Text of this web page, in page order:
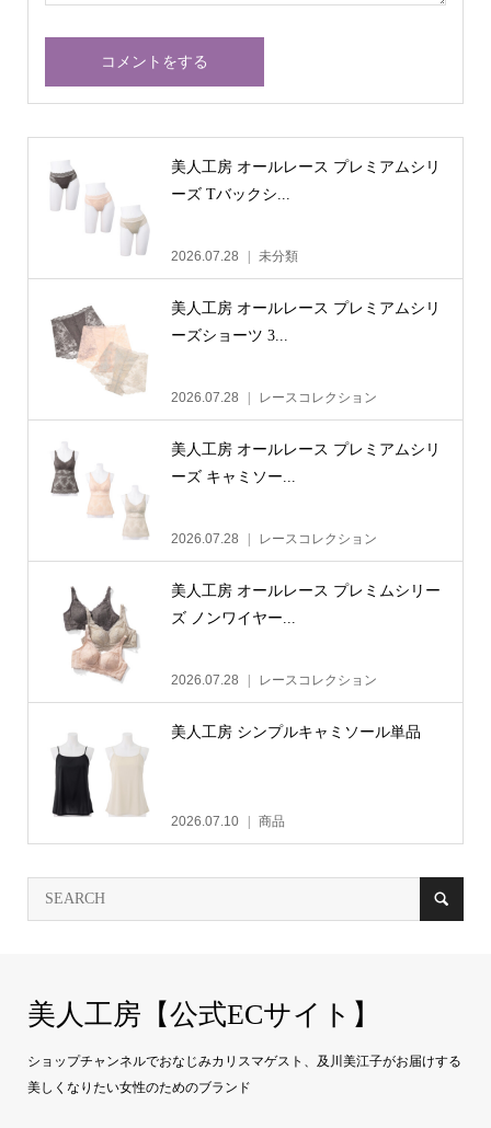
美人工房 オールレース プレミアムシリ
ーズ Tバックシ...
2026.07.28 未分類
美人工房 オールレース プレミアムシリ
ーズショーツ 3...
2026.07.28 レースコレクション
美人工房 オールレース プレミアムシリ
ーズ キャミソー...
2026.07.28 レースコレクション
美人工房 オールレース プレミムシリー
ズ ノンワイヤー...
2026.07.28 レースコレクション
美人工房 シンプルキャミソール単品
2026.07.10 商品
美人工房【公式ECサイト】
ショップチャンネルでおなじみカリスマゲスト、及川美江子がお届けする
美しくなりたい女性のためのブランド